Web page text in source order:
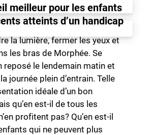
meilleur pour les enfants
atteints d’un handicap
la lumière, fermer les yeux et
les bras de Morphée. Se
reposé le lendemain matin et
journée plein d’entrain. Telle
idéale d’un bon
qu’en est-il de tous les
profitent pas? Qu’en est-il
qui ne peuvent plus